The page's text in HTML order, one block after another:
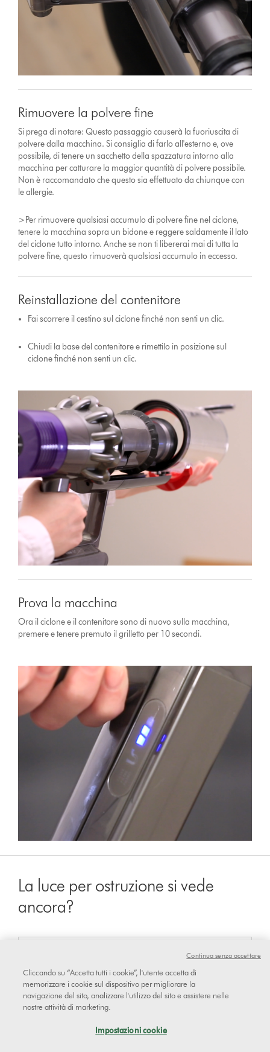
Rimuovere la polvere fine
Si prega di notare: Questo passaggio causerà la fuoriuscita di
polvere dalla macchina. Si consiglia di farlo all'esterno e, ove
possibile, di tenere un sacchetto della spazzatura intorno alla
macchina per catturare la maggior quantità di polvere possibile.
Non è raccomandato che questo sia effettuato da chiunque con
le allergie.
>Per rimuovere qualsiasi accumulo di polvere fine nel ciclone,
tenere la macchina sopra un bidone e reggere saldamente il lato
del ciclone tutto intorno. Anche se non ti libererai mai di tutta la
polvere fine, questo rimuoverà qualsiasi accumulo in eccesso.
Reinstallazione del contenitore
Fai scorrere il cestino sul ciclone finché non senti un clic.
Chiudi la base del contenitore e rimettilo in posizione sul
ciclone finché non senti un clic.
Prova la macchina
Ora il ciclone e il contenitore sono di nuovo sulla macchina,
premere e tenere premuto il grilletto per 10 secondi.
La luce per ostruzione si vede
ancora?
No
Cliccando su “Accetta tutti i cookie”, l'utente accetta di
memorizzare i cookie sul dispositivo per migliorare la
navigazione del sito, analizzare l'utilizzo del sito e assistere nelle
nostre attività di marketing.
Impostazioni cookie
Continua senza accettare